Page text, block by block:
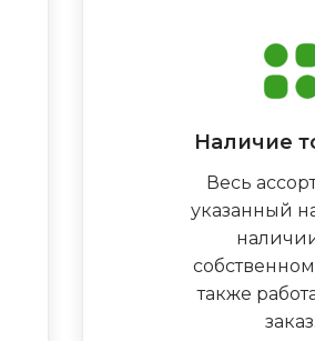
Наличие
Весь
указанный
также
заказ.